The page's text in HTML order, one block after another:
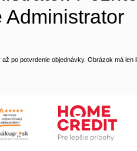
Administrator
po potvrdenie objednávky. Obrázok má len